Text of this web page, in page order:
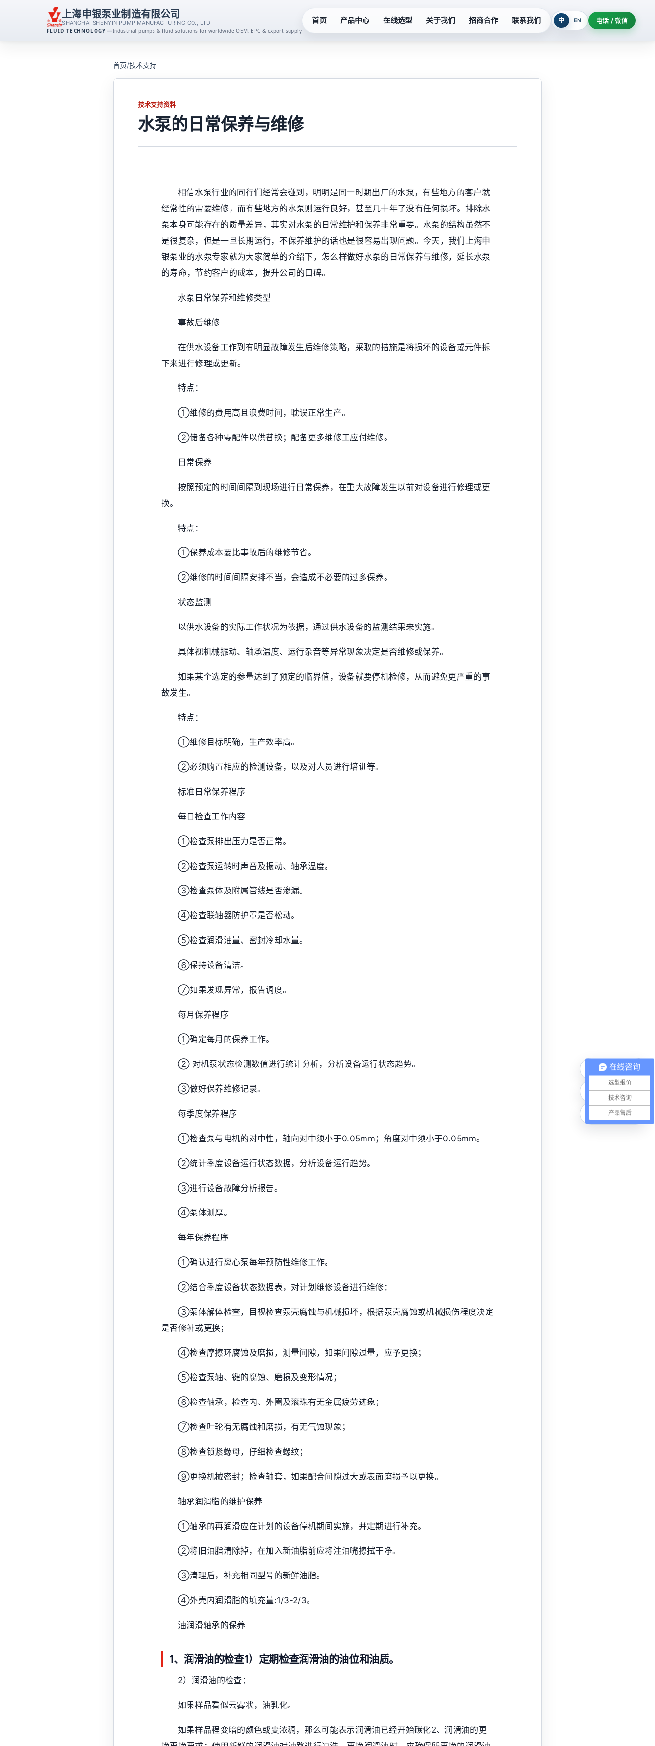
上海申银泵业制造有限公司
SHANGHAI SHENYIN PUMP MANUFACTURING CO., LTD
FLUID TECHNOLOGY —Industrial pumps & fluid solutions for worldwide OEM, EPC & export supply
首页 产品中心
消防泵系列
排污泵系列
自吸泵系列
液下泵系列
潜水泵系列
齿轮油泵系列
一体化预制泵站
玻璃钢泵系列
在线选型 关于我们 招商合作 联系我们 中 EN 电话 / 微信
首页/技术支持
技术支持资料
水泵的日常保养与维修
相信水泵行业的同行们经常会碰到，明明是同一时期出厂的水泵，有些地方的客户就
经常性的需要维修，而有些地方的水泵则运行良好，甚至几十年了没有任何损坏。排除水
泵本身可能存在的质量差异，其实对水泵的日常维护和保养非常重要。水泵的结构虽然不
是很复杂，但是一旦长期运行，不保养维护的话也是很容易出现问题。今天，我们上海申
银泵业的水泵专家就为大家简单的介绍下，怎么样做好水泵的日常保养与维修，延长水泵
的寿命，节约客户的成本，提升公司的口碑。
水泵日常保养和维修类型
事故后维修
在供水设备工作到有明显故障发生后维修策略，采取的措施是将损坏的设备或元件拆
下来进行修理或更新。
特点：
①维修的费用高且浪费时间，耽误正常生产。
②储备各种零配件以供替换；配备更多维修工应付维修。
日常保养
按照预定的时间间隔到现场进行日常保养，在重大故障发生以前对设备进行修理或更
换。
特点：
①保养成本要比事故后的维修节省。
②维修的时间间隔安排不当，会造成不必要的过多保养。
状态监测
以供水设备的实际工作状况为依据，通过供水设备的监测结果来实施。
具体视机械振动、轴承温度、运行杂音等异常现象决定是否维修或保养。
如果某个选定的参量达到了预定的临界值，设备就要停机检修，从而避免更严重的事
故发生。
特点：
①维修目标明确，生产效率高。
②必须购置相应的检测设备，以及对人员进行培训等。
标准日常保养程序
每日检查工作内容
①检查泵排出压力是否正常。
②检查泵运转时声音及振动、轴承温度。
③检查泵体及附属管线是否渗漏。
④检查联轴器防护罩是否松动。
⑤检查润滑油量、密封冷却水量。
⑥保持设备清洁。
⑦如果发现异常，报告调度。
每月保养程序
①确定每月的保养工作。
② 对机泵状态检测数值进行统计分析，分析设备运行状态趋势。
③做好保养维修记录。
每季度保养程序
①检查泵与电机的对中性，轴向对中须小于0.05mm；角度对中须小于0.05mm。
②统计季度设备运行状态数据，分析设备运行趋势。
③进行设备故障分析报告。
④泵体测厚。
每年保养程序
①确认进行离心泵每年预防性维修工作。
②结合季度设备状态数据表，对计划维修设备进行维修：
③泵体解体检查，目视检查泵壳腐蚀与机械损坏，根据泵壳腐蚀或机械损伤程度决定
是否修补或更换；
④检查摩擦环腐蚀及磨损，测量间隙，如果间隙过量，应予更换；
⑤检查泵轴、键的腐蚀、磨损及变形情况；
⑥检查轴承，检查内、外圈及滚珠有无金属疲劳迹象；
⑦检查叶轮有无腐蚀和磨损，有无气蚀现象；
⑧检查锁紧螺母，仔细检查螺纹；
⑨更换机械密封；检查轴套，如果配合间隙过大或表面磨损予以更换。
轴承润滑脂的维护保养
①轴承的再润滑应在计划的设备停机期间实施，并定期进行补充。
②将旧油脂清除掉，在加入新油脂前应将注油嘴擦拭干净。
③清理后，补充相同型号的新鲜油脂。
④外壳内润滑脂的填充量:1/3-2/3。
油润滑轴承的保养
1、润滑油的检查1）定期检查润滑油的油位和油质。
2）润滑油的检查：
如果样品看似云雾状，油乳化。
如果样品程变暗的颜色或变浓稠，那么可能表示润滑油已经开始碳化2、润滑油的更
电话咨询
微信联系
在线咨询
在线咨询
选型报价
技术咨询
产品售后